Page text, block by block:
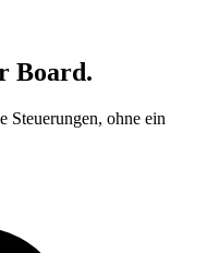
Board.
Steuerungen, ohne ein